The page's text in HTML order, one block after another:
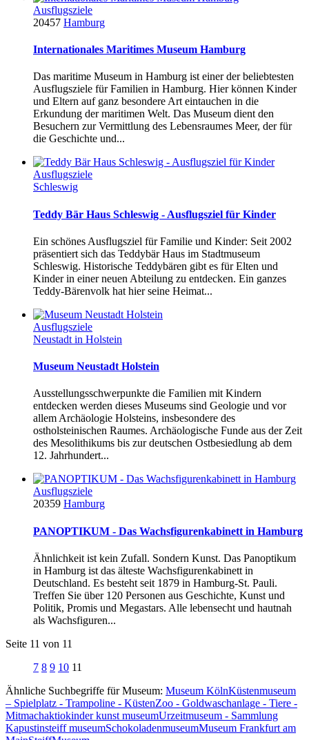
Ausflugsziele
20457 Hamburg
Internationales Maritimes Museum Hamburg
Das maritime Museum in Hamburg ist einer der beliebtesten
Ausflugsziele für Familien in Hamburg. Hier können Kinder
und Eltern auf ganz besondere Art eintauchen in die
Erkundung der maritimen Welt. Das Museum dient den
Besuchern zur Vermittlung des Lebensraumes Meer, der für
die Geschichte und...
Ausflugsziele
Schleswig
Teddy Bär Haus Schleswig - Ausflugsziel für Kinder
Ein schönes Ausflugsziel für Familie und Kinder: Seit 2002
präsentiert sich das Teddybär Haus im Stadtmuseum
Schleswig. Historische Teddybären gibt es für Elten und
Kinder in einer neuen Abteilung zu entdecken. Ein ganzes
Teddy-Bärenvolk hat hier seine Heimat...
Ausflugsziele
Neustadt in Holstein
Museum Neustadt Holstein
Ausstellungsschwerpunkte die Familien mit Kindern
entdecken werden dieses Museums sind Geologie und vor
allem Archäologie Holsteins, insbesondere des
ostholsteinischen Raumes. Archäologische Funde aus der Zeit
des Mesolithikums bis zur deutschen Ostbesiedlung ab dem
12. Jahrhundert...
Ausflugsziele
20359 Hamburg
PANOPTIKUM - Das Wachsfigurenkabinett in Hamburg
Ähnlichkeit ist kein Zufall. Sondern Kunst. Das Panoptikum
in Hamburg ist das älteste Wachsfigurenkabinett in
Deutschland. Es besteht seit 1879 in Hamburg-St. Pauli.
Treffen Sie über 120 Personen aus Geschichte, Kunst und
Politik, Promis und Megastars. Alle lebensecht und hautnah
als Wachsfiguren...
Seite 11 von 11
7 8 9 10 11
Ähnliche Suchbegriffe für Museum: Museum KölnKüstenmuseum
– Spielplatz - Trampoline - KüstenZoo - Goldwaschanlage - Tiere -
Mitmachaktiokinder kunst museumUrzeitmuseum - Sammlung
Kapustinsteiff museumSchokoladenmuseumMuseum Frankfurt am